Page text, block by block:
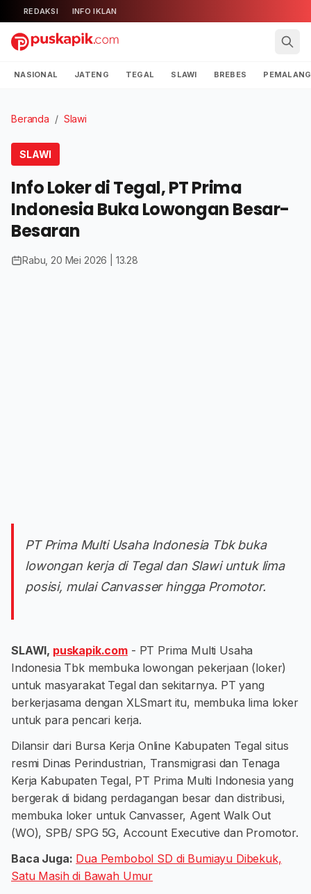
REDAKSI INFO IKLAN
NASIONAL JATENG TEGAL SLAWI BREBES PEMALANG
Beranda / Slawi
SLAWI
Info Loker di Tegal, PT Prima
Indonesia Buka Lowongan Besar-
Besaran
Rabu, 20 Mei 2026 | 13.28
PT Prima Multi Usaha Indonesia Tbk buka
lowongan kerja di Tegal dan Slawi untuk lima
posisi, mulai Canvasser hingga Promotor.
SLAWI, puskapik.com- PT Prima Multi Usaha
Indonesia Tbk membuka lowongan pekerjaan (loker)
untuk masyarakat Tegal dan sekitarnya. PT yang
berkerjasama dengan XLSmart itu, membuka lima loker
untuk para pencari kerja.
Dilansir dari Bursa Kerja Online Kabupaten Tegal situs
resmi Dinas Perindustrian, Transmigrasi dan Tenaga
Kerja Kabupaten Tegal, PT Prima Multi Indonesia yang
bergerak di bidang perdagangan besar dan distribusi,
membuka loker untuk Canvasser, Agent Walk Out
(WO), SPB/ SPG 5G, Account Executive dan Promotor.
Baca Juga: Dua Pembobol SD di Bumiayu Dibekuk,
Satu Masih di Bawah Umur